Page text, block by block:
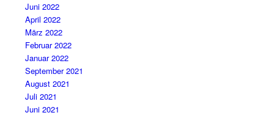
Juni 2022
April 2022
März 2022
Februar 2022
Januar 2022
September 2021
August 2021
Juli 2021
Juni 2021